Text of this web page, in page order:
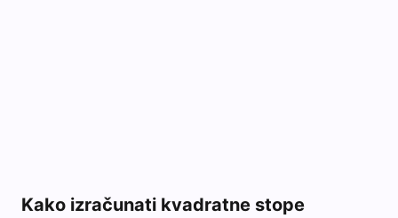
Kako izračunati kvadratne stope